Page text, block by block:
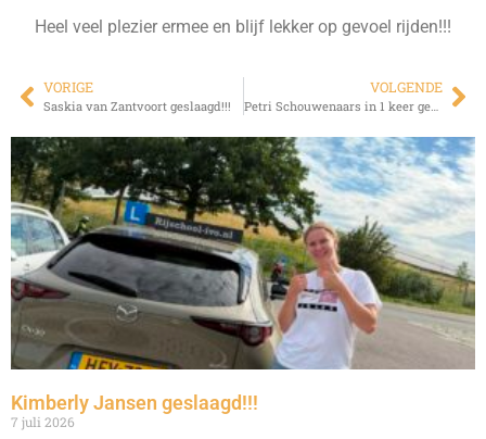
Heel veel plezier ermee en blijf lekker op gevoel rijden!!!
VORIGE
Saskia van Zantvoort geslaagd!!!
VOLGENDE
Petri Schouwenaars in 1 keer geslaagd!!!
Kimberly Jansen geslaagd!!!
7 juli 2026